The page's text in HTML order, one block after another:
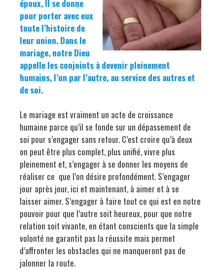
époux, Il se donne
pour porter avec eux
toute l’histoire de
leur union. Dans le
mariage, notre Dieu
appelle les conjoints à devenir pleinement
humains, l’un par l’autre, au service des autres et
de soi.
Le mariage est vraiment un acte de croissance
humaine parce qu’il se fonde sur un dépassement de
soi pour s’engager sans retour. C’est croire qu’à deux
on peut être plus complet, plus unifié, vivre plus
pleinement et, s’engager à se donner les moyens de
réaliser ce que l’on désire profondément. S’engager
jour après jour, ici et maintenant, à aimer et à se
laisser aimer. S’engager à faire tout ce qui est en notre
pouvoir pour que l’autre soit heureux, pour que notre
relation soit vivante, en étant conscients que la simple
volonté ne garantit pas la réussite mais permet
d’affronter les obstacles qui ne manqueront pas de
jalonner la route.